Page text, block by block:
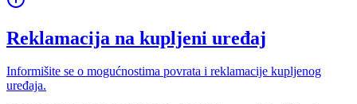
Reklamacija na kupljeni uređaj
Informišite se o mogućnostima povrata i reklamacije kupljenog
uređaja.